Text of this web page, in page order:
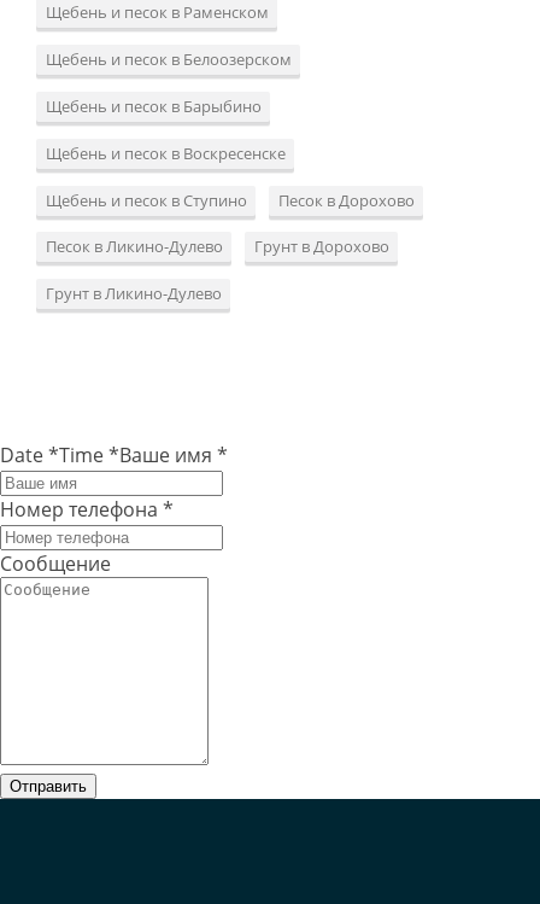
Щебень и песок в Раменском
Щебень и песок в Белоозерском
Щебень и песок в Барыбино
Щебень и песок в Воскресенске
Щебень и песок в Ступино Песок в Дорохово
Песок в Ликино-Дулево Грунт в Дорохово
Грунт в Ликино-Дулево
Date*Time*Ваше имя *
Номер телефона *
Сообщение
Отправить